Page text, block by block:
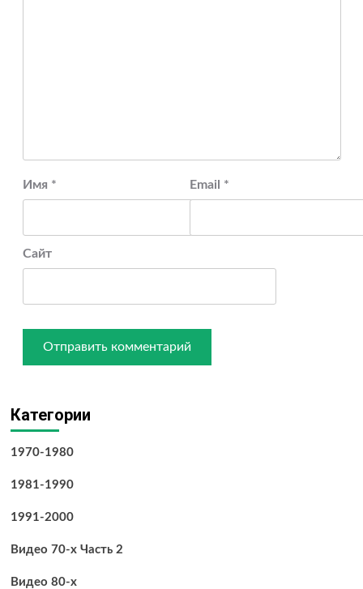
Имя * Email *
Сайт
Категории
1970-1980
1981-1990
1991-2000
Видео 70-х Часть 2
Видео 80-х